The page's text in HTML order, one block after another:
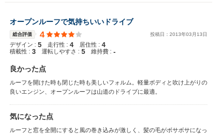
オープンルーフで気持ちいいドライブ
総合評価 4 投稿日： 2013年03 月 13日
デザイン : 5 走行性 : 4 居住性 : 4
積載性 : 3 運転しやすさ : 5 維持費 : -
良かった点
ルーフを開けた時も閉じた時も美しいフォルム。軽量ボディと吹け上がりの
良いエンジン、オープンルーフは山道のドライブに最適。
気になった点
ルーフと窓を全開にすると風の巻き込みが激しく、髪の毛がボサボサになっ